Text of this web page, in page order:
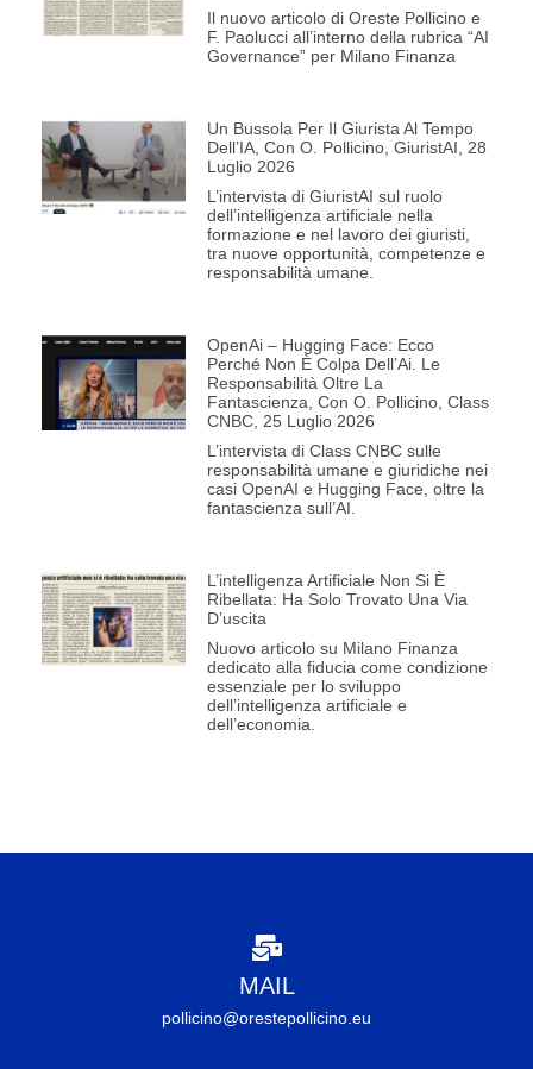
Il nuovo articolo di Oreste Pollicino e
F. Paolucci all’interno della rubrica “AI
Governance” per Milano Finanza
Un Bussola Per Il Giurista Al Tempo
Dell’IA, Con O. Pollicino, GiuristAI, 28
Luglio 2026
L’intervista di GiuristAI sul ruolo
dell’intelligenza artificiale nella
formazione e nel lavoro dei giuristi,
tra nuove opportunità, competenze e
responsabilità umane.
OpenAi – Hugging Face: Ecco
Perché Non È Colpa Dell’Ai. Le
Responsabilità Oltre La
Fantascienza, Con O. Pollicino, Class
CNBC, 25 Luglio 2026
L’intervista di Class CNBC sulle
responsabilità umane e giuridiche nei
casi OpenAI e Hugging Face, oltre la
fantascienza sull’AI.
L’intelligenza Artificiale Non Si È
Ribellata: Ha Solo Trovato Una Via
D’uscita
Nuovo articolo su Milano Finanza
dedicato alla fiducia come condizione
essenziale per lo sviluppo
dell’intelligenza artificiale e
dell’economia.
MAIL
pollicino@orestepollicino.eu